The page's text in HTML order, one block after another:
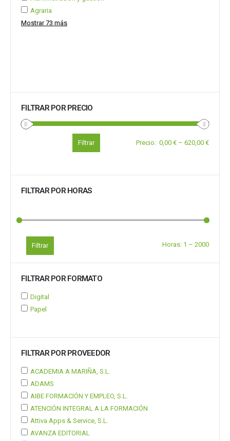
Agraria
Mostrar 73 más
FILTRAR POR PRECIO
Filtrar Precio: 0,00 € – 620,00 €
FILTRAR POR HORAS
Filtrar Horas: 1 – 2000
FILTRAR POR FORMATO
Digital
Papel
FILTRAR POR PROVEEDOR
ACADEMIA A MARIÑA, S.L.
ADAMS
AIBE FORMACIÓN Y EMPLEO, S.L.
ATENCIÓN INTEGRAL A LA FORMACIÓN
Attiva Apps & Service, S.L.
AVANZA EDITORIAL